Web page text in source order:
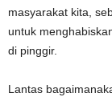
masyarakat kita,
untuk
di pinggir.
Lantas